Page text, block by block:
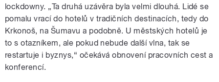
lockdowny. „Ta druhá uzávěra byla velmi dlouhá. Lidé se
pomalu vrací do hotelů v tradičních destinacích, tedy do
Krkonoš, na Šumavu a podobně. U městských hotelů je
to s otazníkem, ale pokud nebude další vlna, tak se
restartuje i byznys,“ očekává obnovení pracovních cest a
konferencí.